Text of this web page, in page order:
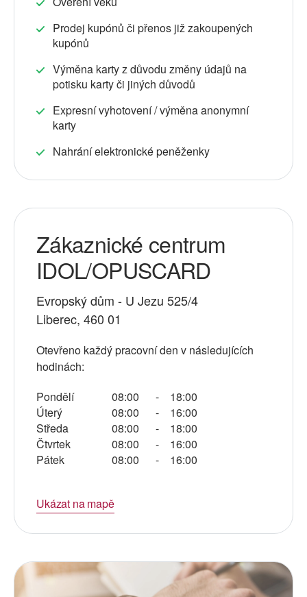
Prodej kupónů či přenos již zakoupených
kupónů
Výměna karty z důvodu změny údajů na
potisku karty či jiných důvodů
Expresní vyhotovení / výměna anonymní
karty
Nahrání elektronické peněženky
Zákaznické centrum
IDOL/OPUSCARD
Evropský dům - U Jezu 525/4
Liberec, 460 01
Otevřeno každý pracovní den v následujících
hodinách:
Pondělí
08:00 -
18:00
Úterý
08:00 -
16:00
Středa
08:00 -
18:00
Čtvrtek
08:00 -
16:00
Pátek
08:00 - 16:00
Ukázat na mapě